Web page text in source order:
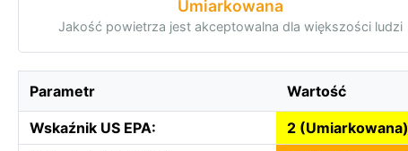
Umiarkowana
Jakość powietrza jest akceptowalna dla większości ludzi
Parametr Wartość
Wskaźnik US EPA:
2 (Umiarkowana)